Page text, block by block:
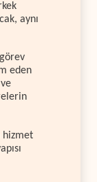
aynı
eden
hizmet